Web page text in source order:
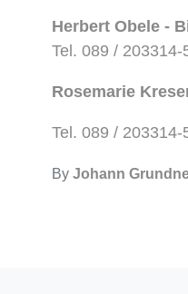
Herbert Obele -
Tel. 089 / 203314-
Rosemarie
Tel. 089 / 203314-
By Johann